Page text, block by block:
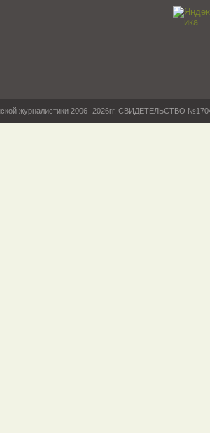
журналистики 2006- 2026гг. СВИДЕТЕЛЬСТВО